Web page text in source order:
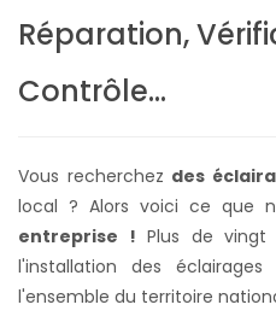
Réparation,
Contrôle...
Vous recherchez des
local ? Alors voici ce que n
entreprise ! Plus de vingt
l'installation des
l'ensemble du territoire